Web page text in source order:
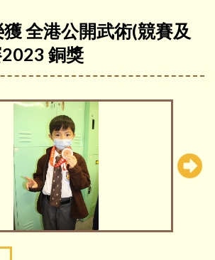
全港公開武術(競賽及
銅獎